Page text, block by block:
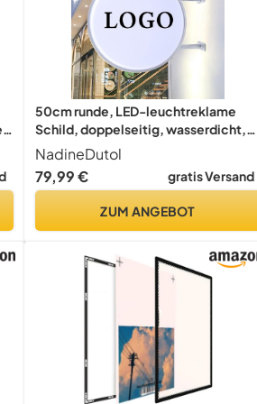
50cm runde, LED-leuchtreklame
Schild, doppelseitig, wasserdicht,
circular, blank beleuchtet
NadineDutol
79,99 €
gratis Versand
ZUM ANGEBOT